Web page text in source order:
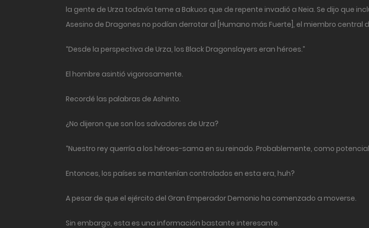
la gente de Urza todavía teme a Bakuos que de repente invadió a Neia. Se dijo que
Asesino de Dragones no podían derrotar al [Humano más Fuerte], el miembro central
“Desde la perspectiva de Urza, los Black Dragonslayers eran héroes.”
El hombre asintió vigorosamente.
Recordé las palabras de Ashinto.
¿No dijeron que son los salvadores de Urza?
“Nuestro rey querría a los héroes-sama en su reinado. Probablemente, como
Entonces, los países se mantenían controlados en esta era, huh?
A pesar de que el ejército del Gran Emperador Demonio ha comenzado a moverse.
Sin embargo, esta es una información bastante interesante.